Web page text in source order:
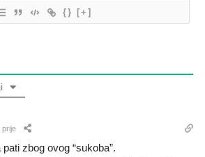
{} [+]
prije
zbog ovog “sukoba”.